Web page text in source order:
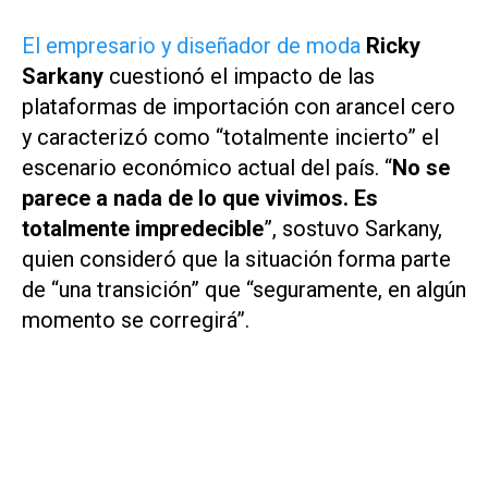
El empresario y diseñador de moda Ricky
Sarkany cuestionó el impacto de las
plataformas de importación con arancel cero
y caracterizó como “totalmente incierto” el
escenario económico actual del país. “No se
parece a nada de lo que vivimos. Es
totalmente impredecible”, sostuvo Sarkany,
quien consideró que la situación forma parte
de “una transición” que “seguramente, en algún
momento se corregirá”.